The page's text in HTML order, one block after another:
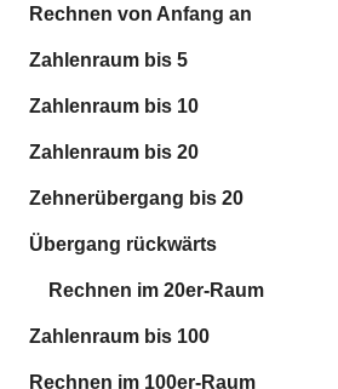
Rechnen von Anfang an
Zahlenraum bis 5
Zahlenraum bis 10
Zahlenraum bis 20
Zehnerübergang bis 20
Übergang rückwärts
Rechnen im 20er-Raum
Zahlenraum bis 100
Rechnen im 100er-Raum